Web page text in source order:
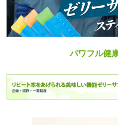
パワフル健